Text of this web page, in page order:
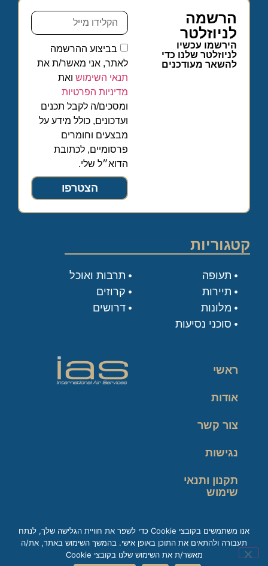
הרשמה
לניוזלטר
הירשמו עכשיו
לניוזלטר שלנו כדי
להשאר מעודכנים
בביצוע ההרשמה
לאתר, אני מאשר/ת את
תנאי השימוש ואת
מדיניות הפרטיות
ומסכים/ה לקבל תכנים
ועדכונים, כולל מידע על
מבצעים וחומרים
פרסומיים, לכתובת
הדוא״ל שלי.
הצטרפו
קטגוריות
תעופה
תיירות
מלונות
סוכני נסיעות
תרבות ואוכל
קרוזים
דרושים
ראשי
אודות
צור קשר
נגישות
תקנון ותנאי
שימוש
זכות עיון במידע
אנו משתמשים בקובצי Cookie כדי לשפר את חוויית הגלישה שלך, לנתח
תעבורה ולהתאים את התוכן באופן אישי. בהמשך השימוש באתר, את/ה
מאשר/ת את השימוש שלנו בקובצי Cookie